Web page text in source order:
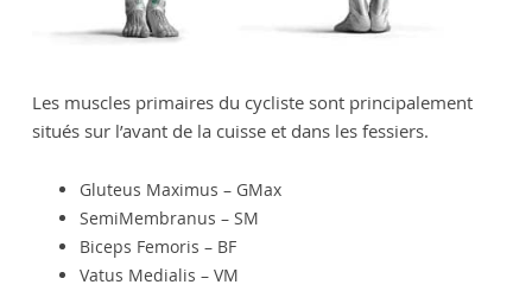
Les muscles primaires du cycliste sont principalement
situés sur l’avant de la cuisse et dans les fessiers.
Gluteus Maximus – GMax
SemiMembranus – SM
Biceps Femoris – BF
Vatus Medialis – VM